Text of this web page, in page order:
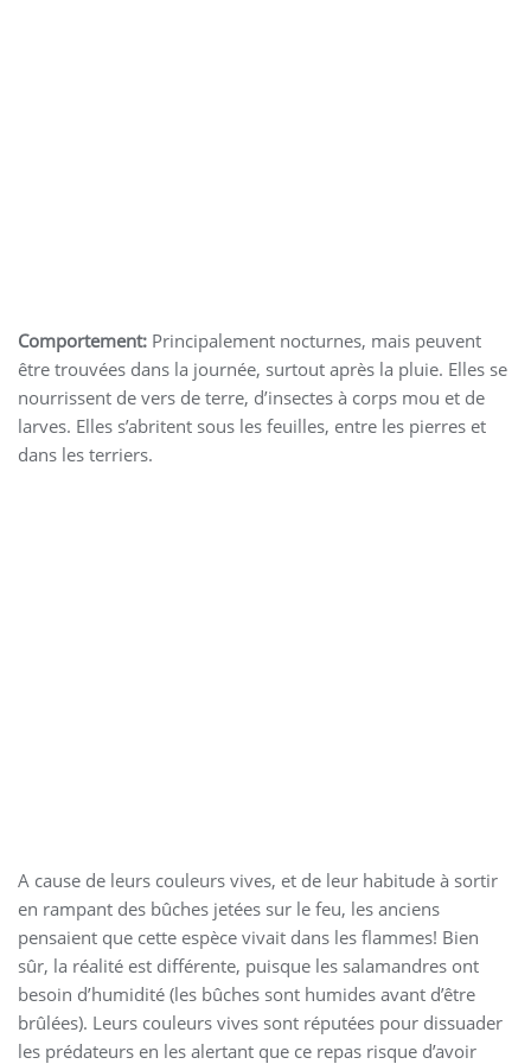
Comportement: Principalement nocturnes, mais peuvent
être trouvées dans la journée, surtout après la pluie. Elles se
nourrissent de vers de terre, d’insectes à corps mou et de
larves. Elles s’abritent sous les feuilles, entre les pierres et
dans les terriers.
A cause de leurs couleurs vives, et de leur habitude à sortir
en rampant des bûches jetées sur le feu, les anciens
pensaient que cette espèce vivait dans les flammes! Bien
sûr, la réalité est différente, puisque les salamandres ont
besoin d’humidité (les bûches sont humides avant d’être
brûlées). Leurs couleurs vives sont réputées pour dissuader
les prédateurs en les alertant que ce repas risque d’avoir